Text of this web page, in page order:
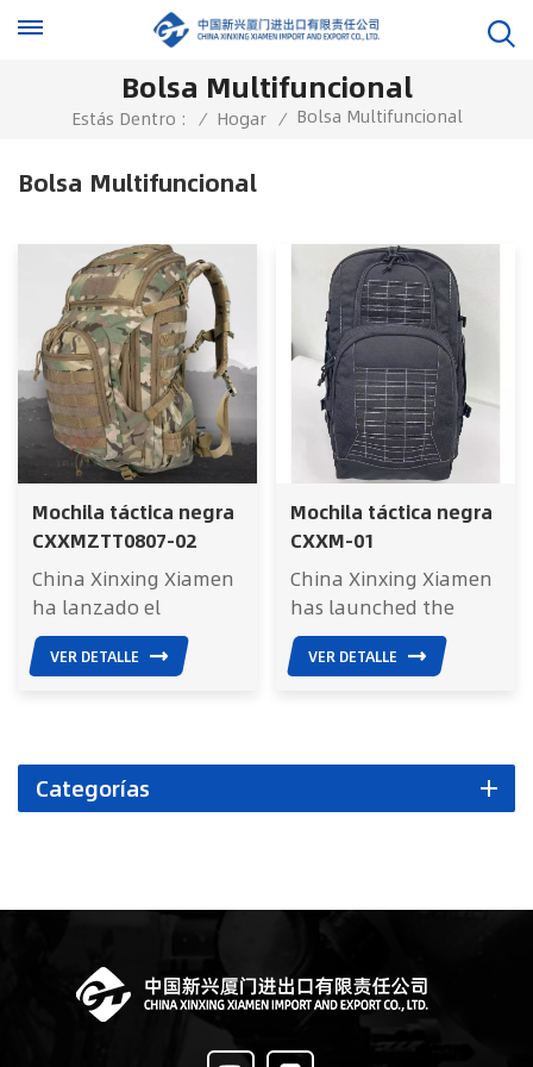
Bolsa Multifuncional
Estás Dentro : / Hogar / Bolsa Multifuncional
Bolsa Multifuncional
Mochila táctica negra
CXXMZTT0807-02
China Xinxing Xiamen
ha lanzado el
CXXMZTT0807-01
Mochila táctica negra,
viajes y excursiones.
VER DETALLE
Mochila táctica negra
CXXM-01
China Xinxing Xiamen
has launched the
CXXMZTT0807-01
Tactical Black
traveling and outings.
VER DETALLE
Categorías